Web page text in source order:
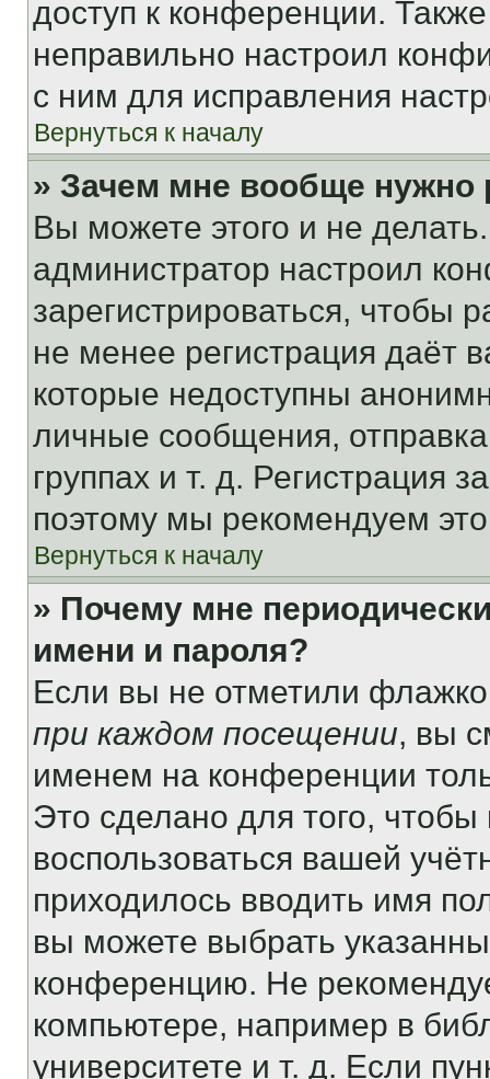
доступ к конференции.
неправильно настроил
с ним для исправления
Вернуться к началу
» Зачем мне вообще нужно
Вы можете этого и не
администратор настроил
зарегистрироваться, чтобы
не менее регистрация даёт
которые недоступны
личные сообщения,
группах и т. д. Регистрация
поэтому мы рекомендуем
Вернуться к началу
» Почему мне
имени и пароля?
Если вы не отметили
при каждом посещении, вы
именем на конференции
Это сделано для того, чтобы
воспользоваться вашей
приходилось вводить имя
вы можете выбрать
конференцию. Не
компьютере, например в
университете и т. д. Если